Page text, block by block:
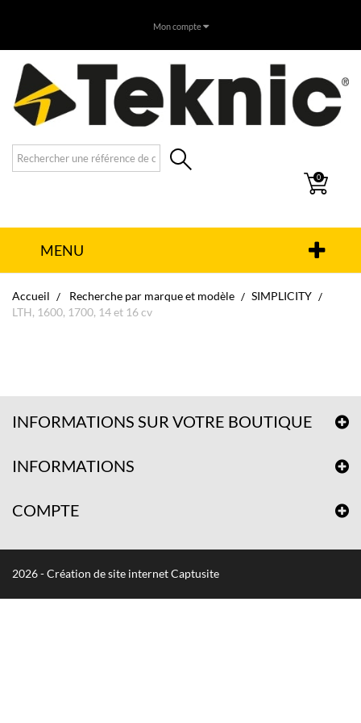
Mon compte
0
MENU
Accueil Recherche par marque et modèle
SIMPLICITY
LTH, 1600, 1700, 14 et 16 cv
INFORMATIONS SUR VOTRE BOUTIQUE
INFORMATIONS
COMPTE
2026 - Création de site internet Captusite